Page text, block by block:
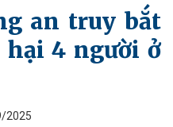
an truy bắt
4 người ở
2025